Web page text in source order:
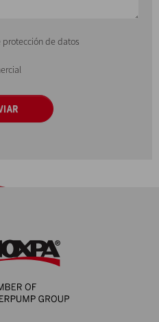
de datos